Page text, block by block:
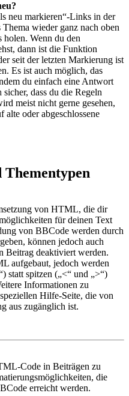
neu markieren“-Links in der
wieder ganz nach oben
holen. Wenn du den
dann ist die Funktion
seit der letzten Markierung ist
Es ist auch möglich, das
du einfach eine Antwort
dass du die Regeln
meist nicht gerne gesehen,
oder abgeschlossene
von HTML, die dir
für deinen Text
von BBCode werden durch
können jedoch auch
Beitrag deaktiviert werden.
aufgebaut, jedoch werden
statt spitzen („<“ und „>“)
Informationen zu
Hilfe-Seite, die von
aus zugänglich ist.
Code in Beiträgen zu
die
erreicht werden.